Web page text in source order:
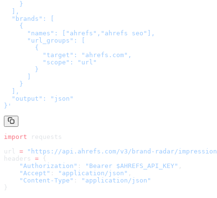
    }
  ],
  "brands": [
    {
      "names": ["ahrefs","ahrefs seo"],
      "url_groups": [
        {
          "target": "ahrefs.com",
          "scope": "url"
        }
    }
  ],
  "output": "json"
} '
import requests
url = " https://api.ahrefs.com/v3/brand-radar/
headers = {
    "Authorization"
: "Bearer $AHREFS_API_KEY" ,
    "Accept"
: "application/json" ,
    "Content-Type"
:
"application/json"
}